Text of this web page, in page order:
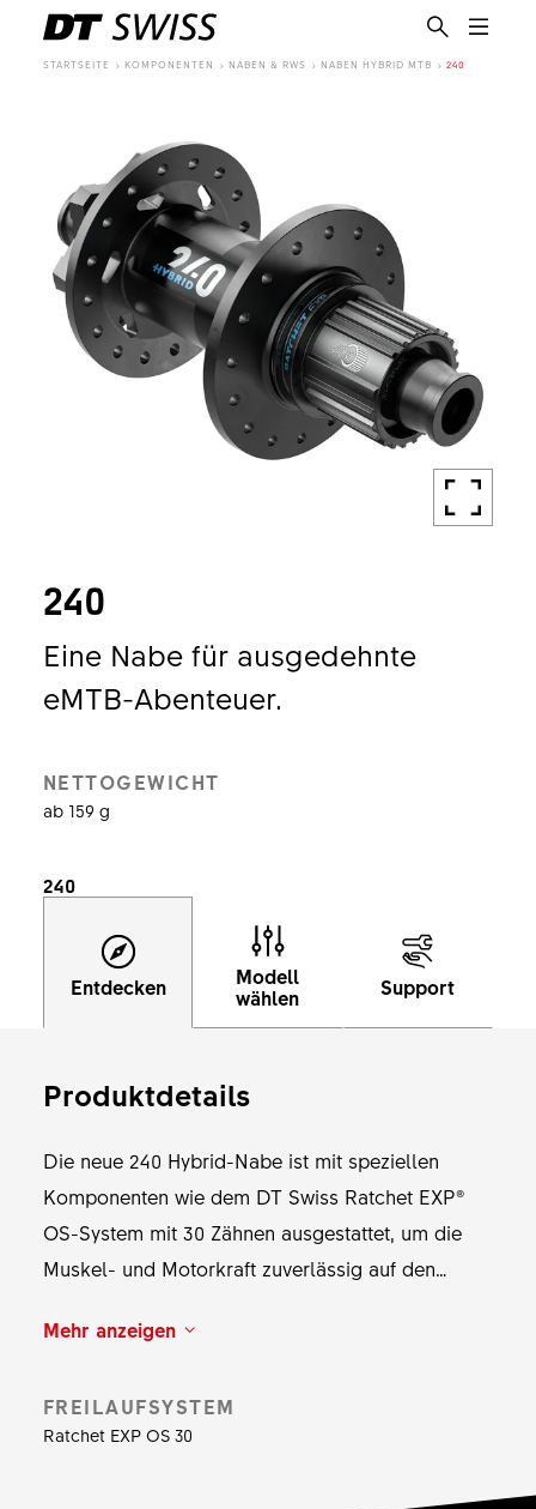
STARTSEITE KOMPONENTEN NABEN & RWS NABEN HYBRID MTB 240
240
Eine Nabe für ausgedehnte
eMTB-Abenteuer.
NETTOGEWICHT
ab 159 g
240
Entdecken
Modell
wählen
Support
Produktdetails
Die neue 240 Hybrid-Nabe ist mit speziellen
Komponenten wie dem DT Swiss Ratchet EXP®
OS-System mit 30 Zähnen ausgestattet, um die
Muskel- und Motorkraft zuverlässig auf den
Antriebsseite und der Nabenflansch wurden
Speichenlöcher sind speziell auf Aufnahme der
verstärkten Speichen mit 2,34 mm Durchmesser
Mehr anzeigen
FREILAUFSYSTEM
Ratchet EXP OS 30